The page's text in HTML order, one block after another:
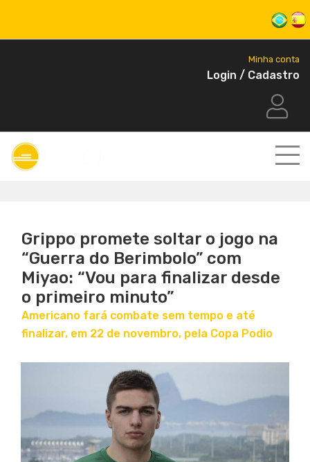
Minha conta
Login / Cadastro
Grippo promete soltar o jogo na
“Guerra do Berimbolo” com
Miyao: “Vou para finalizar desde
o primeiro minuto”
Americano fará combate sem tempo e até
finalizar, em 22 de novembro, pela Copa Podio